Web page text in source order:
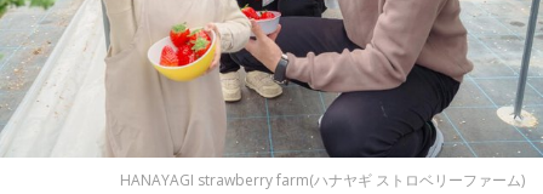
HANAYAGI strawberry farm(ハナヤギ ストロベリーファーム)